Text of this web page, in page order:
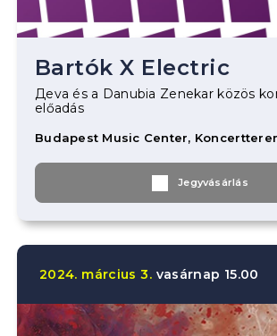
Bartók X Electric
Дeva és a Danubia Zenekar közös
előadás
Budapest Music Center,
Jegyvásárlás
2024. március 3. vasárnap 15.00